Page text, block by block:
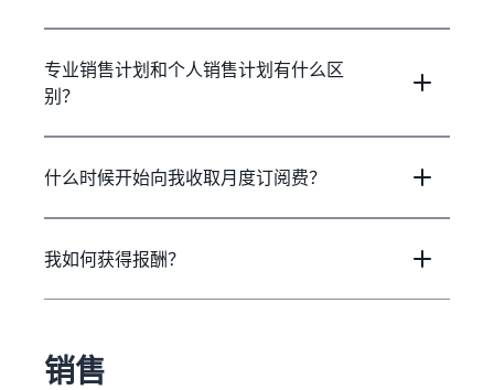
专业销售计划和个人销售计划有什么区
别？
什么时候开始向我收取月度订阅费？
我如何获得报酬？
销售